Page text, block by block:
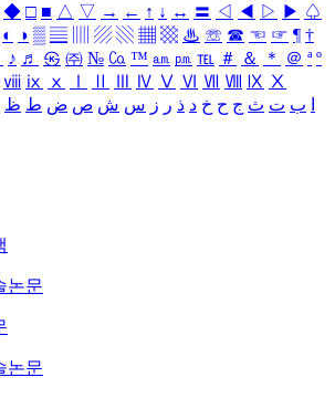
◆ □ ■ △ ▽ → ← ↑ ↓ ↔ 〓 ◁ ◀ ▷ ▶ ♤
◐ ◑ ▒ ▤ ▨ ▧ ▦ ▩ ♨ ☏ ☎ ☜ ☞ ¶ †
♪ ♬ ㉿ ㈜ № ㏇ ™ ㏂ ㏘ ℡ ＃ ＆ ＊ ＠ ª º
ⅷ ⅸ ⅹ Ⅳ Ⅴ Ⅵ Ⅶ Ⅷ Ⅸ Ⅹ
ب ت ث ج ح خ د ذ ر ز س ش ص ض ط ظ
논문
논문